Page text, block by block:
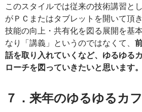
このスタイルでは従来の技術講習と
がＰＣまたはタブレットを開いて頂
技能の向上・共有化を図る展開を基
なり「講義」というのではなくて、
話を取り入れていくなど、ゆるゆる
ローチを図っていきたいと思います。
７．来年のゆるゆるカ